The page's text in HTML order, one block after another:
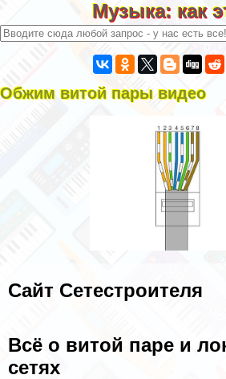
Музыка: как
Обжим витой пары видео
Сайт Сетестроителя
Всё о витой паре и
сетях